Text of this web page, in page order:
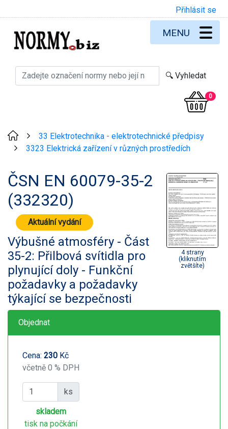
Přihlásit se
0
MENU
33 Elektrotechnika - elektrotechnické předpisy
3323 Elektrická zařízení v různých prostředích
ČSN EN 60079-35-2
(332320)
Aktuální vydání
Výbušné atmosféry - Část
35-2: Přilbová svítidla pro
plynující doly - Funkční
požadavky a požadavky
týkající se bezpečnosti
4 strany
(kliknutím
zvětšíte)
Objednat
Cena: 230 Kč
včetně 0 % DPH
ks
skladem
tisk na počkání